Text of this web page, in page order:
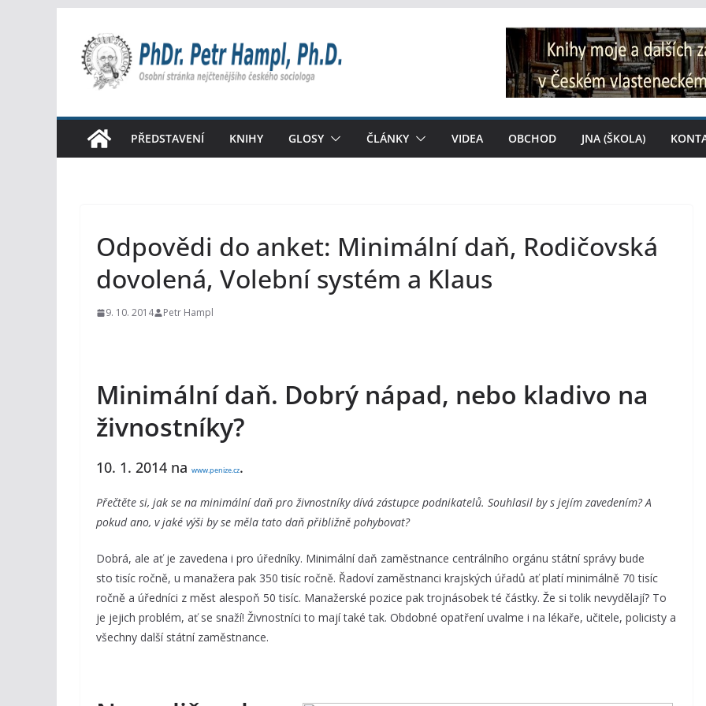
obsah
PŘEDSTAVENÍ KNIHY GLOSY ČLÁNKY VIDEA OBCHOD JNA (ŠKOLA)
Odpovědi do anket: Minimální daň, Rodičovská
dovolená, Volební systém a Klaus
9. 10. 2014 Petr Hampl
Minimální daň. Dobrý nápad, nebo kladivo na
živnostníky?
10. 1. 2014 na www.penize.cz.
Přečtěte si, jak se na minimální daň pro živnostníky dívá zástupce podnikatelů. Souhlasil by s jejím zavedením? A
pokud ano, v jaké výši by se měla tato daň přibližně pohybovat?
Dobrá, ale ať je zavedena i pro úředníky. Minimální daň zaměstnance centrálního orgánu státní správy bude
sto tisíc ročně, u manažera pak 350 tisíc ročně. Řadoví zaměstnanci krajských úřadů ať platí minimálně 70 tisíc
ročně a úředníci z měst alespoň 50 tisíc. Manažerské pozice pak trojnásobek té částky. Že si tolik nevydělají? To
je jejich problém, ať se snaží! Živnostníci to mají také tak. Obdobné opatření uvalme i na lékaře, učitele, policisty a
všechny další státní zaměstnance.